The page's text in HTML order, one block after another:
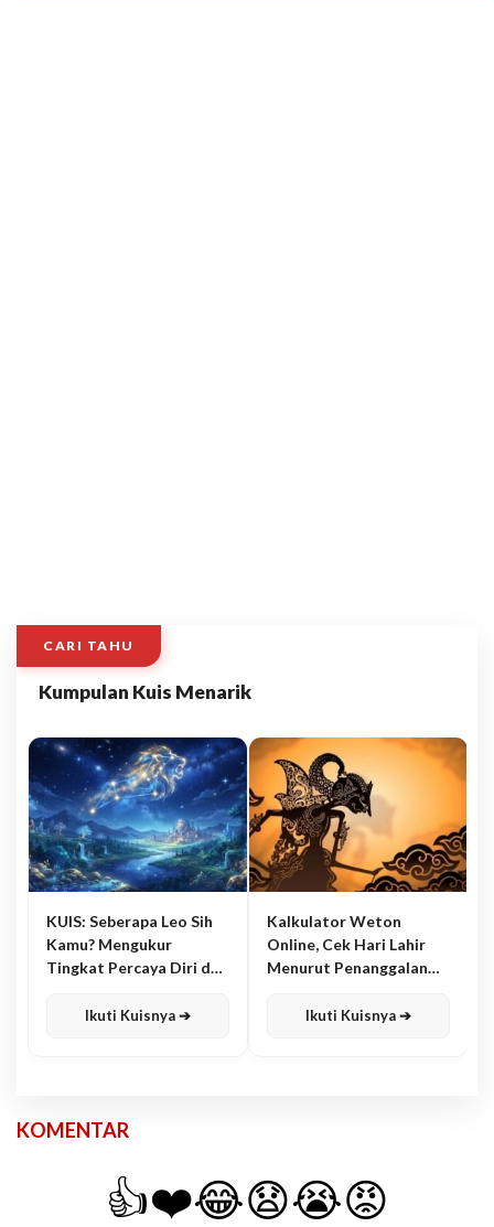
CARI TAHU
Kumpulan Kuis Menarik
KUIS: Seberapa Leo Sih
Kamu? Mengukur
Tingkat Percaya Diri dan
Ikuti Kuisnya ➔
Kalkulator Weton
Online, Cek Hari Lahir
Menurut Penanggalan
Ikuti Kuisnya ➔
KOMENTAR
👍❤️😂😧😭😡